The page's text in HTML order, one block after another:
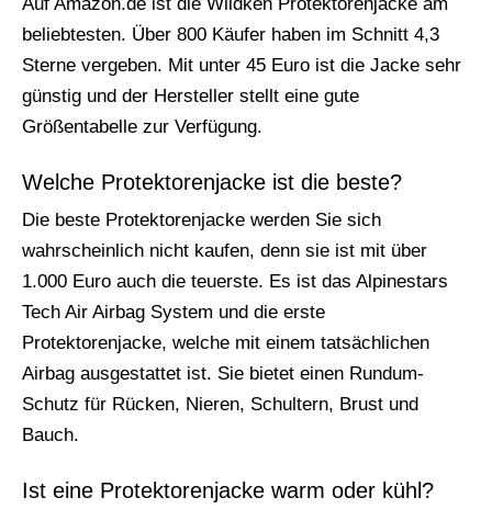
beliebtesten. Über 800 Käufer haben im Schnitt 4,3
Sterne vergeben. Mit unter 45 Euro ist die Jacke sehr
günstig und der Hersteller stellt eine gute
Größentabelle zur Verfügung.
Welche Protektorenjacke ist die beste?
Die beste Protektorenjacke werden Sie sich
wahrscheinlich nicht kaufen, denn sie ist mit über
1.000 Euro auch die teuerste. Es ist das Alpinestars
Tech Air Airbag System und die erste
Protektorenjacke, welche mit einem tatsächlichen
Airbag ausgestattet ist. Sie bietet einen Rundum-
Schutz für Rücken, Nieren, Schultern, Brust und
Bauch.
Ist eine Protektorenjacke warm oder kühl?